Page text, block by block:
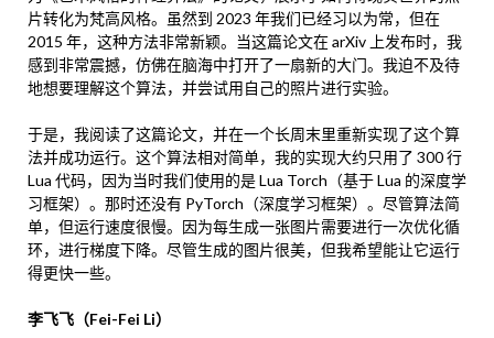
片转化为梵高风格。虽然到 2023 年我们已经习以为常，但在
2015 年，这种方法非常新颖。当这篇论文在 arXiv 上发布时，我
感到非常震撼，仿佛在脑海中打开了一扇新的大门。我迫不及待
地想要理解这个算法，并尝试用自己的照片进行实验。
于是，我阅读了这篇论文，并在一个长周末里重新实现了这个算
法并成功运行。这个算法相对简单，我的实现大约只用了 300 行
Lua 代码，因为当时我们使用的是 Lua Torch（基于 Lua 的深度学
习框架）。那时还没有 PyTorch（深度学习框架）。尽管算法简
单，但运行速度很慢。因为每生成一张图片需要进行一次优化循
环，进行梯度下降。尽管生成的图片很美，但我希望能让它运行
得更快一些。
李飞飞（Fei-Fei Li）